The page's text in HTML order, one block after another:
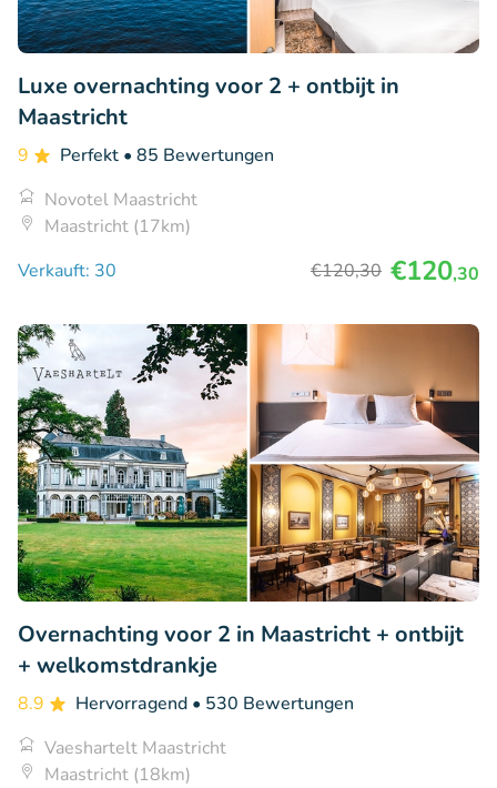
Luxe overnachting voor 2 + ontbijt in
Maastricht
9 Perfekt • 85 Bewertungen
Novotel Maastricht
Maastricht (17km)
Verkauft: 30
€120,30 €120,30
Overnachting voor 2 in Maastricht + ontbijt
+ welkomstdrankje
8.9 Hervorragend • 530 Bewertungen
Vaeshartelt Maastricht
Maastricht (18km)